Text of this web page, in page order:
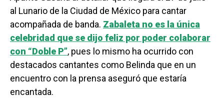
al Lunario de la Ciudad de México para cantar
acompañada de banda. Zabaleta no es la única
celebridad que se dijo feliz por poder colaborar
con “Doble P”, pues lo mismo ha ocurrido con
destacados cantantes como Belinda que en un
encuentro con la prensa aseguró que estaría
encantada.